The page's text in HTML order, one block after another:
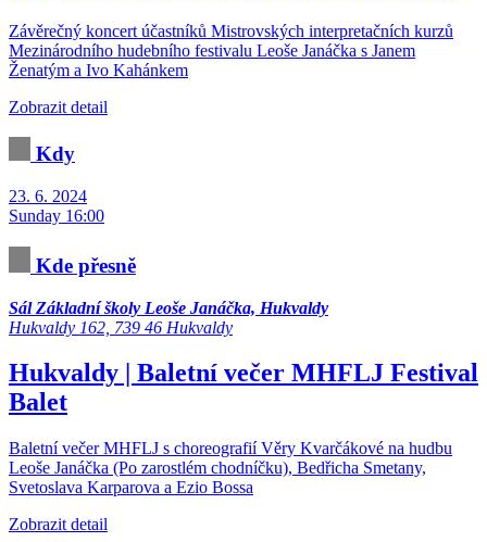
Závěrečný koncert účastníků Mistrovských interpretačních kurzů
Mezinárodního hudebního festivalu Leoše Janáčka s Janem
Ženatým a Ivo Kahánkem
Zobrazit detail
Kdy
23. 6. 2024
Sunday 16:00
Kde přesně
Sál Základní školy Leoše Janáčka, Hukvaldy
Hukvaldy 162, 739 46 Hukvaldy
Hukvaldy | Baletní večer MHFLJ Festival
Balet
Baletní večer MHFLJ s choreografií Věry Kvarčákové na hudbu
Leoše Janáčka (Po zarostlém chodníčku), Bedřicha Smetany,
Svetoslava Karparova a Ezio Bossa
Zobrazit detail